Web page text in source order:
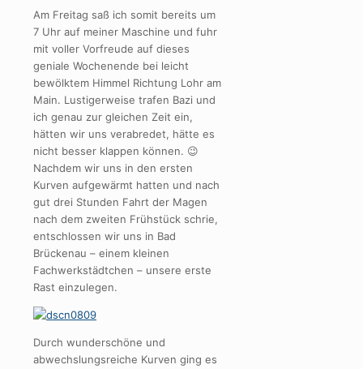
Am Freitag saß ich somit bereits um
7 Uhr auf meiner Maschine und fuhr
mit voller Vorfreude auf dieses
geniale Wochenende bei leicht
bewölktem Himmel Richtung Lohr am
Main. Lustigerweise trafen Bazi und
ich genau zur gleichen Zeit ein,
hätten wir uns verabredet, hätte es
nicht besser klappen können. 😉
Nachdem wir uns in den ersten
Kurven aufgewärmt hatten und nach
gut drei Stunden Fahrt der Magen
nach dem zweiten Frühstück schrie,
entschlossen wir uns in Bad
Brückenau – einem kleinen
Fachwerkstädtchen – unsere erste
Rast einzulegen.
Durch wunderschöne und
abwechslungsreiche Kurven ging es